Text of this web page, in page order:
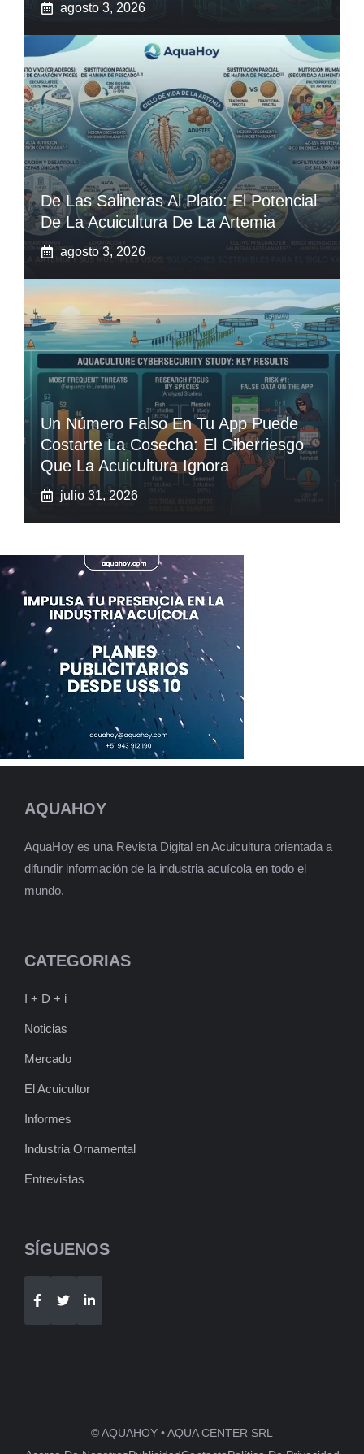
agosto 3, 2026
De Las Salineras Al Plato: El Potencial
De La Acuicultura De La Artemia
agosto 3, 2026
Un Número Falso En Tu App Puede
Costarte La Cosecha: El Ciberriesgo
Que La Acuicultura Ignora
julio 31, 2026
AQUAHOY
AquaHoy es una Revista Digital en Acuicultura orientada a
difundir información de la industria acuícola en todo el
mundo.
CATEGORIAS
I + D + i
Noticias
Mercado
El Acuicultor
Informes
Industria Ornamental
Entrevistas
SÍGUENOS
© AQUAHOY • AQUA CENTER SRL